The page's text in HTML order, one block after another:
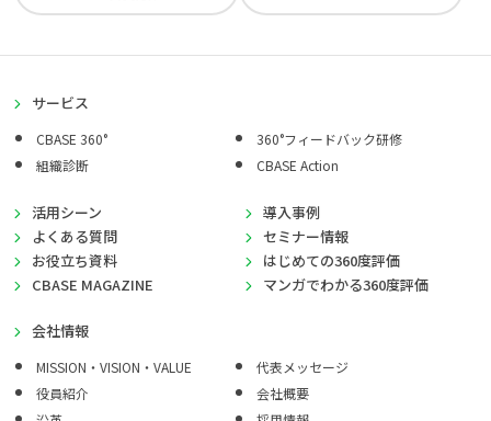
サービス
CBASE 360°
360°フィードバック研修
組織診断
CBASE Action
活用シーン
導入事例
よくある質問
セミナー情報
お役立ち資料
はじめての360度評価
CBASE MAGAZINE
マンガでわかる360度評価
会社情報
MISSION・VISION・VALUE
代表メッセージ
役員紹介
会社概要